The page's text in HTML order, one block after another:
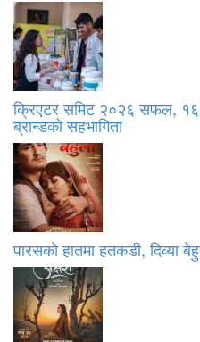
क्रिएटर समिट २०२६ सफल,
ब्रान्डको सहभागिता
पारसको हातमा हतकडी, दिव्या